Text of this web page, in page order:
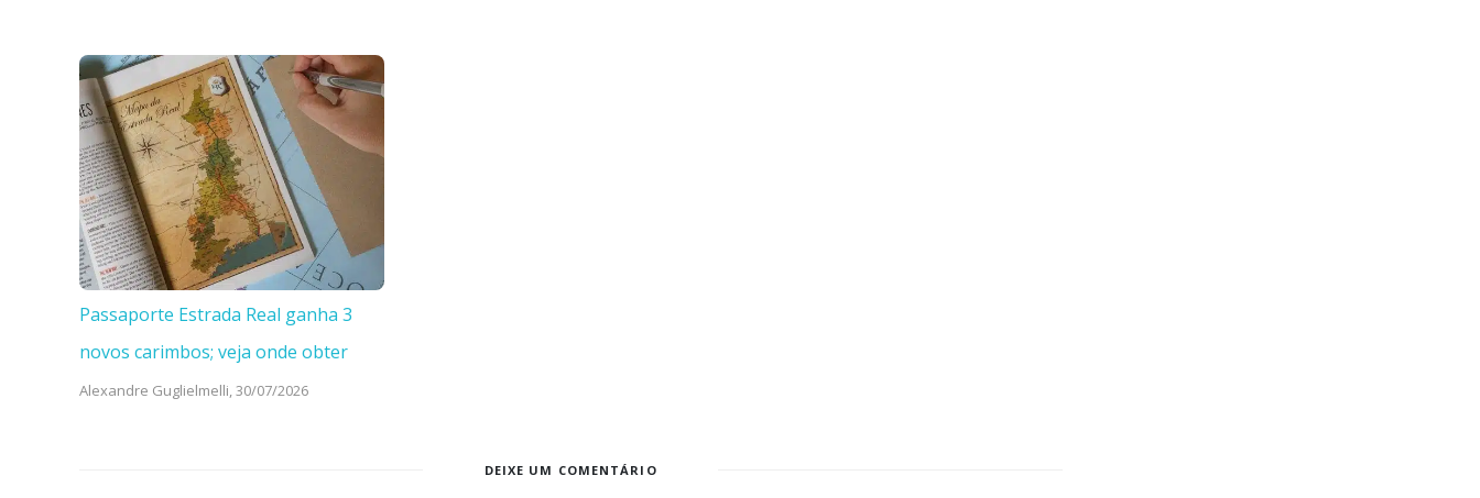
Passaporte Estrada Real ganha 3
novos carimbos; veja onde obter
Alexandre Guglielmelli, 30/07/2026
DEIXE UM COMENTÁRIO